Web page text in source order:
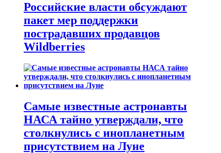
Российские власти обсуждают
пакет мер поддержки
пострадавших продавцов
Wildberries
Самые известные астронавты
НАСА тайно утверждали, что
столкнулись с инопланетным
присутствием на Луне